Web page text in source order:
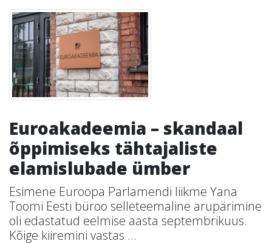
Euroakadeemia – skandaal
õppimiseks tähtajaliste
elamislubade ümber
Esimene Euroopa Parlamendi liikme Yana
Toomi Eesti büroo selleteemaline arupärimine
oli edastatud eelmise aasta septembrikuus.
Kõige kiiremini vastas ...